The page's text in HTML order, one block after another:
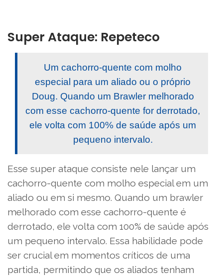
Super Ataque: Repeteco
Um cachorro-quente com molho
especial para um aliado ou o próprio
Doug. Quando um Brawler melhorado
com esse cachorro-quente for derrotado,
ele volta com 100% de saúde após um
pequeno intervalo.
Esse super ataque consiste nele lançar um
cachorro-quente com molho especial em um
aliado ou em si mesmo. Quando um brawler
melhorado com esse cachorro-quente é
derrotado, ele volta com 100% de saúde após
um pequeno intervalo. Essa habilidade pode
ser crucial em momentos críticos de uma
partida, permitindo que os aliados tenham